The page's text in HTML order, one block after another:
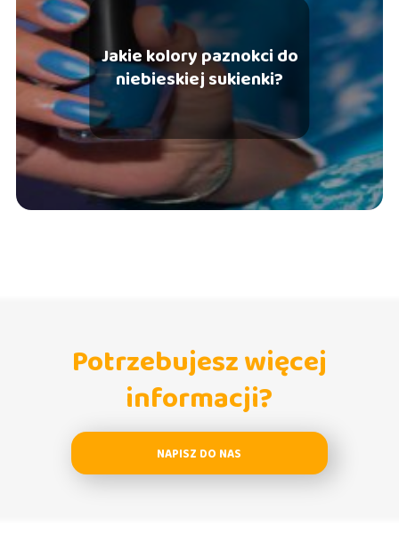
Jakie kolory paznokci do
niebieskiej sukienki?
Potrzebujesz więcej
informacji?
NAPISZ DO NAS